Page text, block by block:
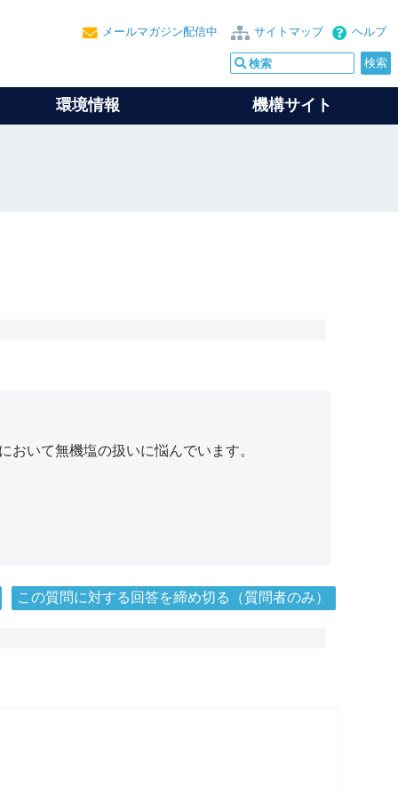
ヘルプ
サイトマップ
メールマガジン配信中
環境情報 機構サイト
いて無機塩の扱いに悩んでいます。
この質問に対する回答を締め切る（質問者のみ）